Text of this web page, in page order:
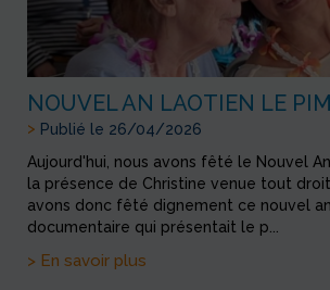
NOUVEL AN LAOTIEN LE
> Publié le 26/04/2026
Aujourd'hui, nous avons fêté le Nouvel
la présence de Christine venue tout
avons donc fêté dignement ce nouvel
documentaire qui présentait le p...
> En savoir plus